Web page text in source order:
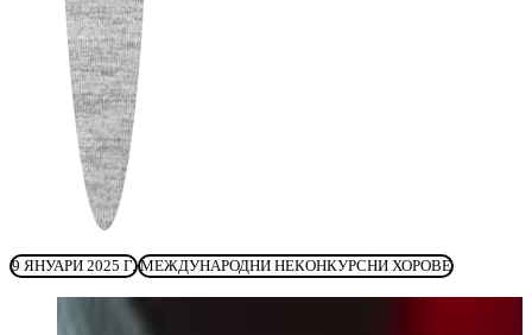
9 ЯНУАРИ 2025 Г. МЕЖДУНАРОДНИ НЕКОНКУРСНИ ХОРОВЕ